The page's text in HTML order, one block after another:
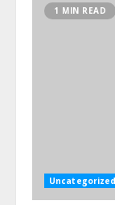
1 MIN READ
Uncategorized